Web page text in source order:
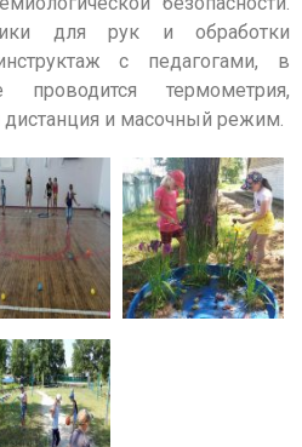
для рук и обработки
с педагогами, в
проводится термометрия,
и масочный режим.